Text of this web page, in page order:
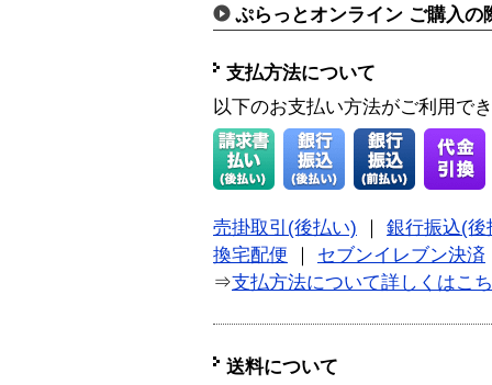
ぷらっとオンライン ご購入の
支払方法について
以下のお支払い方法がご利用で
売掛取引(後払い)
銀行振込(後
換宅配便
セブンイレブン決済
⇒支払方法について詳しくはこ
送料について